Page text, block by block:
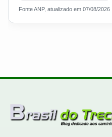
Fonte ANP, atualizado em 07/08/2026